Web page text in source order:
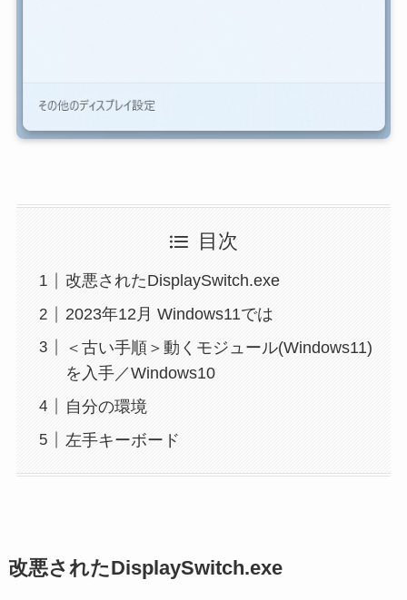
目次
改悪されたDisplaySwitch.exe
2023年12月 Windows11では
＜古い手順＞動くモジュール(Windows11)
を入手／Windows10
自分の環境
左手キーボード
改悪されたDisplaySwitch.exe